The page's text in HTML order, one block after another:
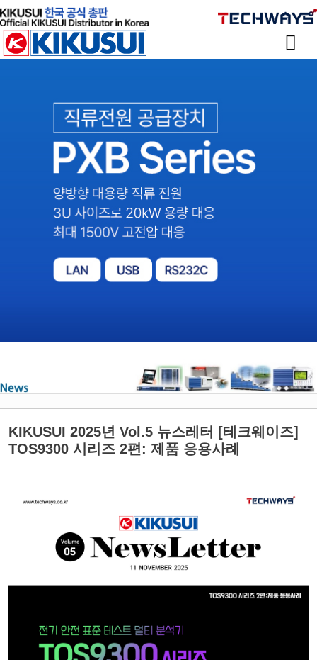
KIKUSUI 2025년 Vol.5 뉴스레터 [테크웨이즈]
TOS9300 시리즈 2편: 제품 응용사례
스케치북5
스케치북5